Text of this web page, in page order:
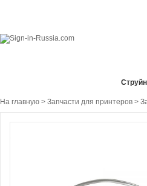
На главную > Запчасти для принтеров >